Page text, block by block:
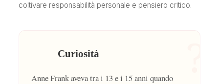
coltivare responsabilità personale e pensiero critico.
Curiosità
Anne Frank aveva tra i 13 e i 15 anni quando